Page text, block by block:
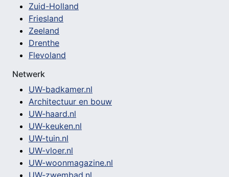
Zuid-Holland
Friesland
Zeeland
Drenthe
Flevoland
Netwerk
UW-badkamer.nl
Architectuur en bouw
UW-haard.nl
UW-keuken.nl
UW-tuin.nl
UW-vloer.nl
UW-woonmagazine.nl